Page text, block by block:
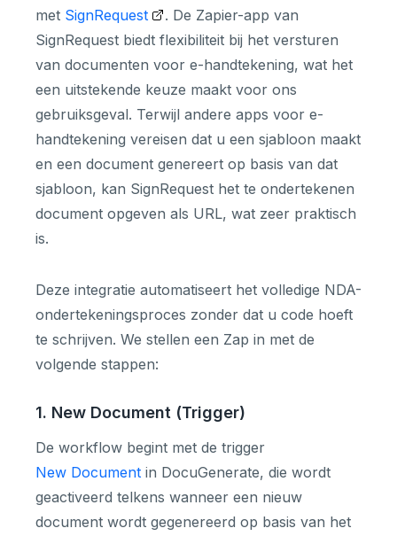
met SignRequest
. De Zapier-app van
SignRequest biedt flexibiliteit bij het versturen
van documenten voor e-handtekening, wat het
een uitstekende keuze maakt voor ons
gebruiksgeval. Terwijl andere apps voor e-
handtekening vereisen dat u een sjabloon maakt
en een document genereert op basis van dat
sjabloon, kan SignRequest het te ondertekenen
document opgeven als URL, wat zeer praktisch
is.
Deze integratie automatiseert het volledige NDA-
ondertekeningsproces zonder dat u code hoeft
te schrijven. We stellen een Zap in met de
volgende stappen:
1. New Document (Trigger)
De workflow begint met de trigger
New Document in DocuGenerate, die wordt
geactiveerd telkens wanneer een nieuw
document wordt gegenereerd op basis van het